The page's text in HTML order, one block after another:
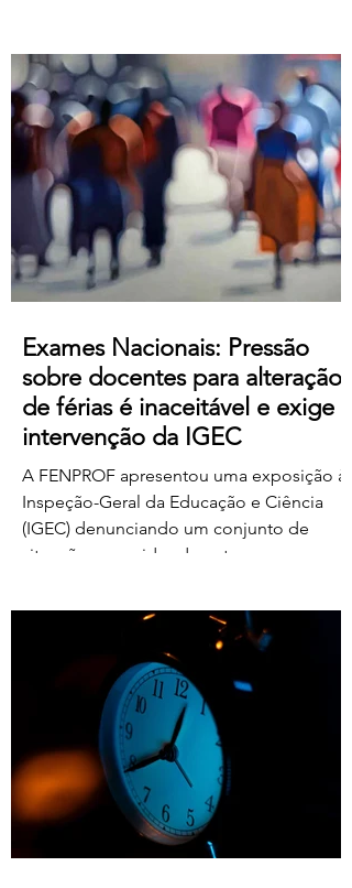
50 € para os restantes; Aumento do
subsídio de refeição para os 5,50€;
Crédito de horas sindicais para
delegadas/os alargado para as 8 horas
mensais. Este acordo produz efeitos
retroativos a janeiro de 2026, embora ai
Exames Nacionais: Pressão
sobre docentes para alteração
de férias é inaceitável e exige
intervenção da IGEC
A FENPROF apresentou uma exposição à
Inspeção-Geral da Educação e Ciência
(IGEC) denunciando um conjunto de
situações ocorridas durante o processo
exames nacionais de 2026, com particular
destaque para as pressões exercidas
sobre docentes classificadores para
alterarem ou prescindirem de períodos
de férias previamente aprovados.
Segundo os relatos recebidos, diversos
professores foram instados por direções
de agrupamentos e escolas a desloc